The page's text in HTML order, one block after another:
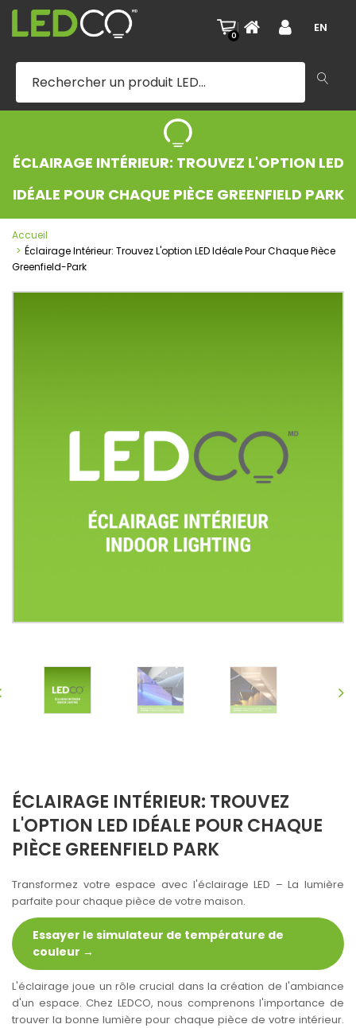
0
| EN
ÉCLAIRAGE INTÉRIEUR: TROUVEZ L'OPTION LED
IDÉALE POUR CHAQUE PIÈCE GREENFIELD PARK
Accueil
Éclairage Intérieur: Trouvez L'option LED Idéale Pour Chaque Pièce
Greenfield-Park
ÉCLAIRAGE INTÉRIEUR: TROUVEZ
L'OPTION LED IDÉALE POUR CHAQUE
PIÈCE GREENFIELD PARK
Transformez votre espace avec l'éclairage LED – La lumière
parfaite pour chaque pièce de votre maison.
Essayer le simulateur de température de
couleur →
L'éclairage joue un rôle crucial dans la création de l'ambiance
d'un espace. Chez LEDCO, nous comprenons l'importance de
trouver la bonne lumière pour chaque pièce de votre intérieur.